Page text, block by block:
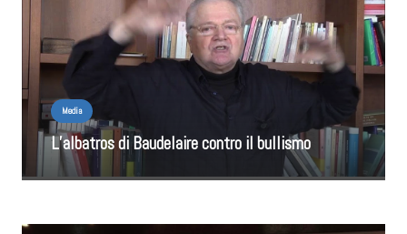
Media
L’albatros di Baudelaire contro il bullismo